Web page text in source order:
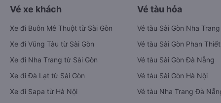
Vé xe khách
Xe đi Buôn Mê Thuột từ Sài Gòn
Xe đi Vũng Tàu từ Sài Gòn
Xe đi Nha Trang từ Sài Gòn
Xe đi Đà Lạt từ Sài Gòn
Xe đi Sapa từ Hà Nội
Vé tàu hỏa
Vé tàu Sài Gòn Nha Trang
Vé tàu Sài Gòn Phan Thiết
Vé tàu Sài Gòn Đà Nẵng
Vé tàu Sài Gòn Hà Nội
Vé tàu Nha Trang Đà